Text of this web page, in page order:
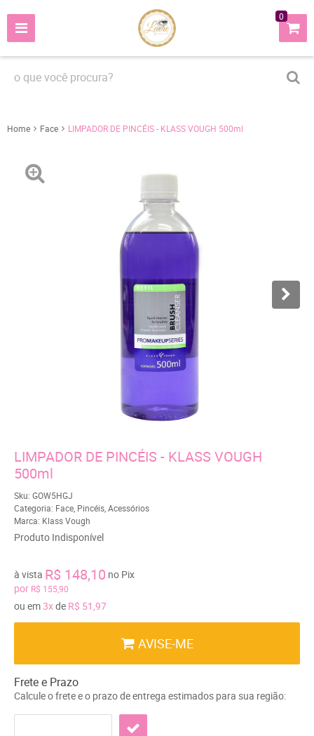
0
Home Face LIMPADOR DE PINCÉIS - KLASS VOUGH 500ml
LIMPADOR DE PINCÉIS - KLASS VOUGH
500ml
Sku: GOW5HGJ
Categoria: Face Pincéis Acessórios
Marca: Klass Vough
Produto Indisponível
por R$ 155,90
à vista R$ 148,10 no Pix
ou em3xde R$ 51,97
AVISE-ME
Frete e Prazo
Calcule o frete e o prazo de entrega estimados para sua região: